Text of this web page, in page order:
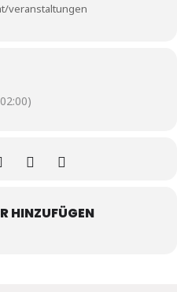
veranstaltungen
HINZUFÜGEN